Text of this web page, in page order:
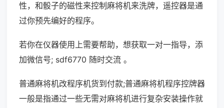
性，和骰子的磁性来控制麻将机来洗牌，遥控器是通
过你预先编好的程序。
若你在仪器使用上需要帮助，想获取一对一指导，添
加微信号; sdf6770 随时交流 。
普通麻将机改程序机货到付款;普通麻将机程序控牌器
一般是指通过一些无需对麻将机进行复杂安装操作就